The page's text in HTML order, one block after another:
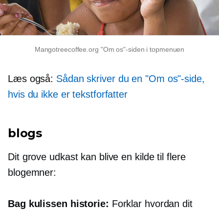
Mangotreecoffee.org "Om os"-siden i topmenuen
Læs også: Sådan skriver du en "Om os"-side,
hvis du ikke er tekstforfatter
blogs
Dit grove udkast kan blive en kilde til flere
blogemner:
Bag kulissen historie: Forklar hvordan dit